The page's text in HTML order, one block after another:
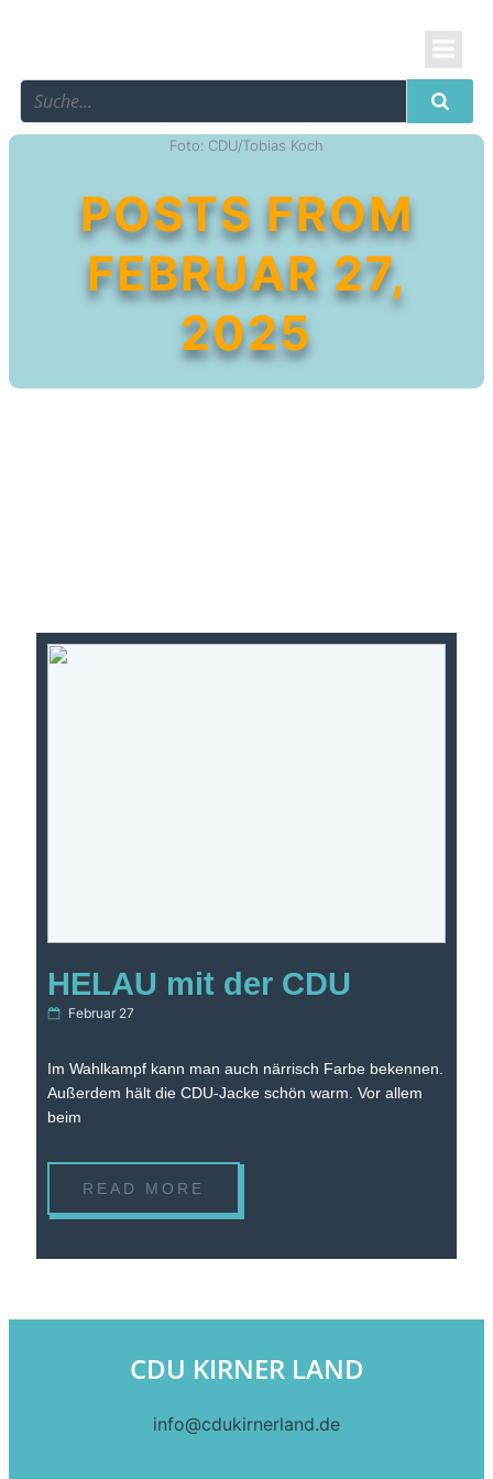
Foto: CDU/Tobias Koch
POSTS FROM
FEBRUAR 27,
2025
HELAU mit der CDU
Februar 27
Im Wahlkampf kann man auch närrisch Farbe bekennen.
Außerdem hält die CDU-Jacke schön warm. Vor allem
beim
READ MORE
CDU KIRNER LAND
info@cdukirnerland.de